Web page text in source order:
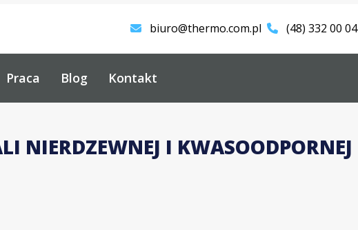
biuro@thermo.com.pl
(48) 332 00 04
Praca Blog Kontakt
NIERDZEWNEJ I KWASOODPORNEJ